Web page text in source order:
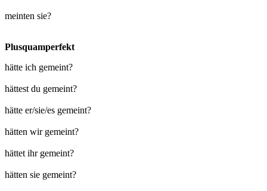
meinten sie?
Plusquamperfekt
hätte ich gemeint?
hättest du gemeint?
hätte er/sie/es gemeint?
hätten wir gemeint?
hättet ihr gemeint?
hätten sie gemeint?